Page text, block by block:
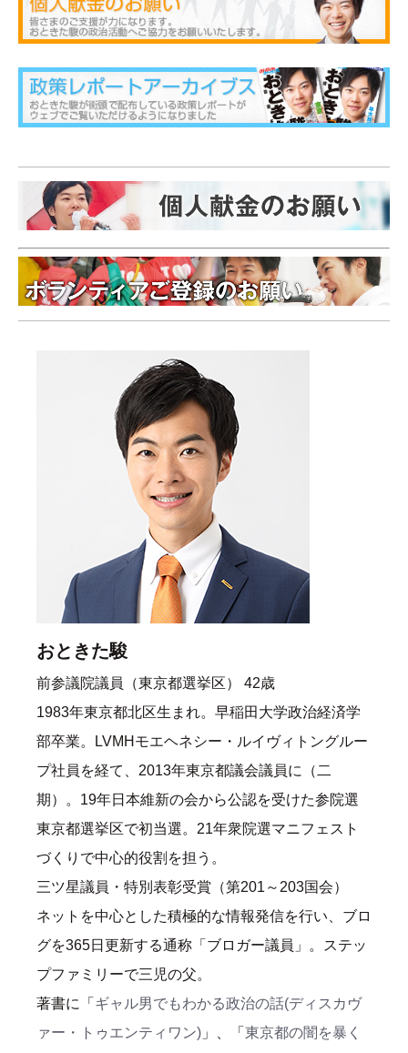
おときた駿
前参議院議員（東京都選挙区） 42歳
1983年東京都北区生まれ。早稲田大学政治経済学
部卒業。LVMHモエヘネシー・ルイヴィトングルー
プ社員を経て、2013年東京都議会議員に（二
期）。19年日本維新の会から公認を受けた参院選
東京都選挙区で初当選。21年衆院選マニフェスト
づくりで中心的役割を担う。
三ツ星議員・特別表彰受賞（第201～203国会）
ネットを中心とした積極的な情報発信を行い、ブロ
グを365日更新する通称「ブロガー議員」。ステッ
プファミリーで三児の父。
著書に「 ギャル男でもわかる政治の話(ディスカヴ
ァー・トゥエンティワン) 」、「 東京都の闇を暴く